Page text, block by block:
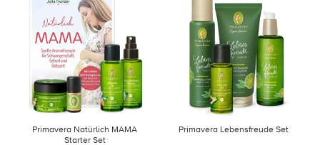
Primavera Natürlich MAMA
Starter Set
Primavera Lebensfreude Set